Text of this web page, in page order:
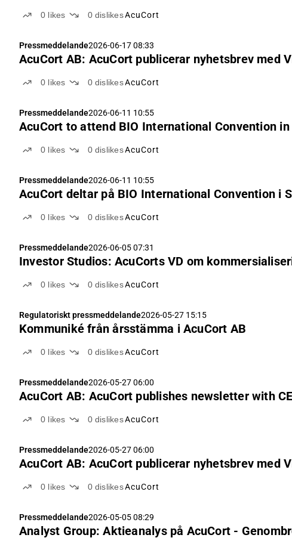
0 likes 0 dislikesAcuCort
Pressmeddelande2026-06-17 08:33
AcuCort AB: AcuCort publicerar nyhetsbrev med
0 likes 0 dislikesAcuCort
Pressmeddelande2026-06-11 10:55
AcuCort to attend BIO International Convention
0 likes 0 dislikesAcuCort
Pressmeddelande2026-06-11 10:55
AcuCort deltar på BIO International Convention i
0 likes 0 dislikesAcuCort
Pressmeddelande2026-06-05 07:31
Investor Studios: AcuCorts VD om
0 likes 0 dislikesAcuCort
Regulatoriskt pressmeddelande2026-05-27 15:15
Kommuniké från årsstämma i AcuCort AB
0 likes 0 dislikesAcuCort
Pressmeddelande2026-05-27 06:00
AcuCort AB: AcuCort publishes newsletter with
0 likes 0 dislikesAcuCort
Pressmeddelande2026-05-27 06:00
AcuCort AB: AcuCort publicerar nyhetsbrev med
0 likes 0 dislikesAcuCort
Pressmeddelande2026-05-05 08:29
Analyst Group: Aktieanalys på AcuCort -